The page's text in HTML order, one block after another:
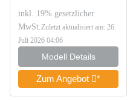
inkl. 19% gesetzlicher
MwSt.Zuletzt aktualisiert am: 26.
Juli 2026 04:06
Modell Details
Zum Angebot *